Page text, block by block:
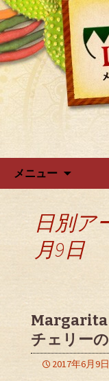
広尾・麻
ホイヤ」
ラ・ホイヤ
メニュー
日別ア
月9日
Margarita
チェリー
2017年6月9日